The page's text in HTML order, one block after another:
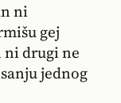
ni
gej
ni drugi ne
jednog